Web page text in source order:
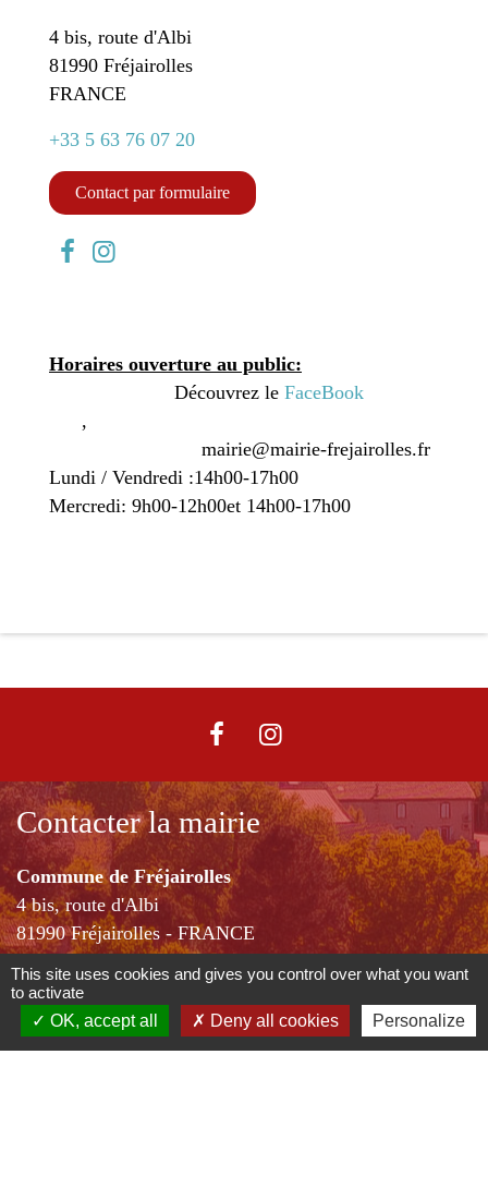
4 bis, route d'Albi
81990 Fréjairolles
FRANCE
+33 5 63 76 07 20
Contact par formulaire
Horaires ouverture au public:
Découvrez le FaceBook
,
mairie@mairie-frejairolles.fr
Lundi / Vendredi :14h00-17h00
Mercredi: 9h00-12h00et 14h00-17h00
Contacter la mairie
Commune de Fréjairolles
4 bis, route d'Albi
81990 Fréjairolles - FRANCE
+33 5 63 76 07 20
Contact par formulaire
Horaires d'ouverture
This site uses cookies and gives you control over what you want
to activate
OK, accept all
Deny all cookies Personalize